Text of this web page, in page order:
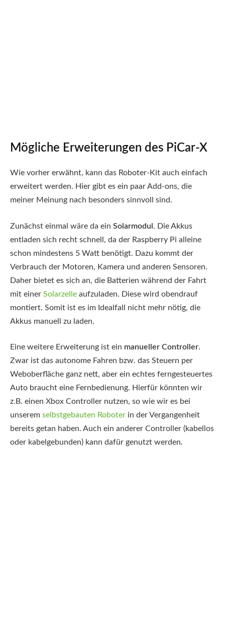
Mögliche Erweiterungen des PiCar-X
Wie vorher erwähnt, kann das Roboter-Kit auch einfach
erweitert werden. Hier gibt es ein paar Add-ons, die
meiner Meinung nach besonders sinnvoll sind.
Zunächst einmal wäre da ein Solarmodul . Die Akkus
entladen sich recht schnell, da der Raspberry Pi alleine
schon mindestens 5 Watt benötigt. Dazu kommt der
Verbrauch der Motoren, Kamera und anderen Sensoren.
Daher bietet es sich an, die Batterien während der Fahrt
mit einer Solarzelle aufzuladen. Diese wird obendrauf
montiert. Somit ist es im Idealfall nicht mehr nötig, die
Akkus manuell zu laden.
Eine weitere Erweiterung ist ein manueller Controller.
Zwar ist das autonome Fahren bzw. das Steuern per
Weboberfläche ganz nett, aber ein echtes ferngesteuertes
Auto braucht eine Fernbedienung. Hierfür könnten wir
z.B. einen Xbox Controller nutzen, so wie wir es bei
unserem selbstgebauten Roboter in der Vergangenheit
bereits getan haben. Auch ein anderer Controller (kabellos
oder kabelgebunden) kann dafür genutzt werden.